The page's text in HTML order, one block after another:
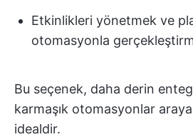
Etkinlikleri yönetmek ve
otomasyonla
Bu seçenek, daha derin
karmaşık otomasyonlar
idealdir.